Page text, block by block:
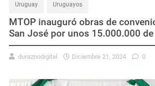
Uruguay Uruguayos
MTOP inauguró obras de
San José por unos 15.000.000
duraznodigital Diciembre 21, 2024 0